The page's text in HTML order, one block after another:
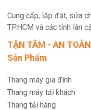
Cung cấp, lắp đặt, sửa
TP.HCM và các tỉnh lân
TẬN TÂM - AN
Sản Phẩm
Thang máy gia đình
Thang máy tải khách
Thang tải hàng